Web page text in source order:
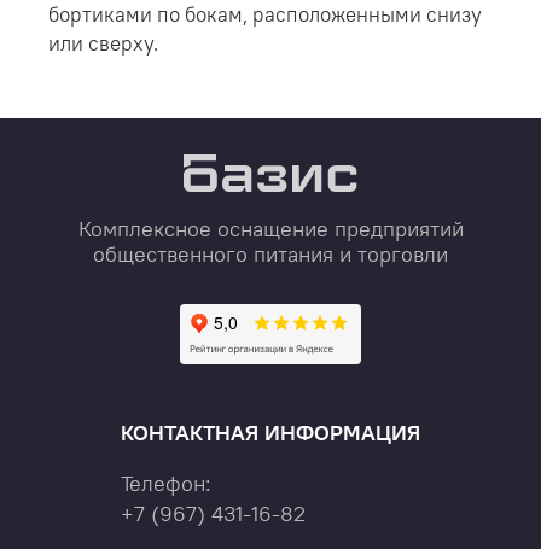
бортиками по бокам, расположенными снизу
или сверху.
Комплексное оснащение предприятий
общественного питания и торговли
КОНТАКТНАЯ ИНФОРМАЦИЯ
Телефон:
+7 (967) 431-16-82